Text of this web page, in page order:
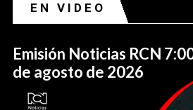
EN VIDEO
Emisión Noticias RCN
de agosto de 2026